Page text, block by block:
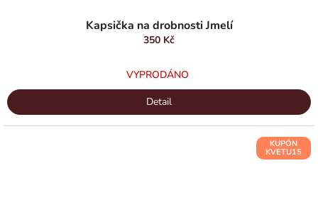
Kapsička na drobnosti Jmelí
350 Kč
VYPRODÁNO
Detail
KUPÓN
KVETU15